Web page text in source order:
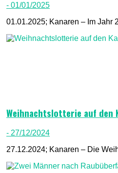
- 01/01/2025
01.01.2025; Kanaren – Im Jahr
Weihnachtslotterie auf den
- 27/12/2024
27.12.2024; Kanaren – Die